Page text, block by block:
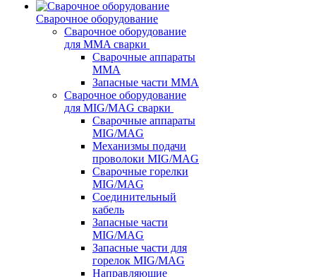
Сварочное оборудование
Сварочное оборудование
для MMA сварки
Сварочные аппараты
MMA
Запасные части MMA
Сварочное оборудование
для MIG/MAG сварки
Сварочные аппараты
MIG/MAG
Механизмы подачи
проволоки MIG/MAG
Сварочные горелки
MIG/MAG
Соединительный
кабель
Запасные части
MIG/MAG
Запасные части для
горелок MIG/MAG
Направляющие